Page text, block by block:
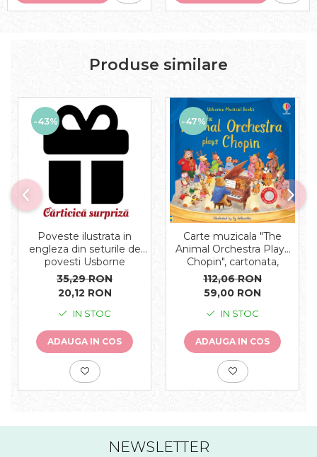
Produse similare
-43%
Poveste ilustrata in
engleza din seturile de
povesti Usborne
35,29 RON
20,12 RON
IN STOC
ADAUGA IN COS
-47%
Carte muzicala "The
Animal Orchestra Plays
Chopin", cartonata,
Usborne
112,06 RON
59,00 RON
IN STOC
ADAUGA IN COS
NEWSLETTER